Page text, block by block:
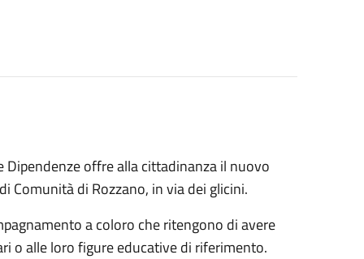
offre alla cittadinanza il nuovo
Comunità di Rozzano, in via dei glicini.
a coloro che ritengono di avere
o alle loro figure educative di riferimento.